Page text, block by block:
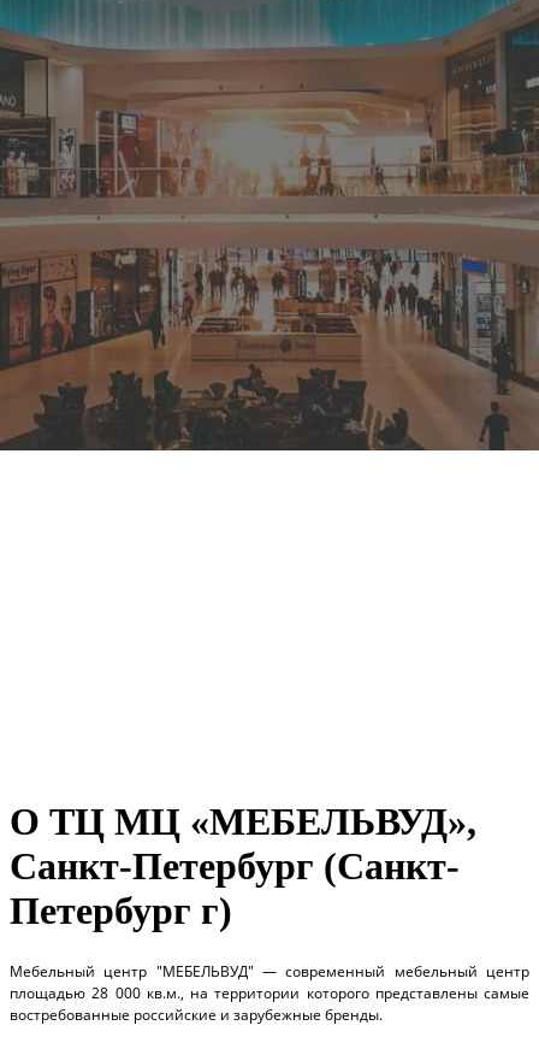
Парковка:
Наземная, бесплатная
Посещаемость:
2000 чел/день
Время работы ТЦ:
11:00 - 21:00
О ТЦ МЦ «МЕБЕЛЬВУД»,
Санкт-Петербург (Санкт-
Петербург г)
Мебельный центр "МЕБЕЛЬВУД" — современный мебельный центр
площадью 28 000 кв.м., на территории которого представлены самые
востребованные российские и зарубежные бренды.